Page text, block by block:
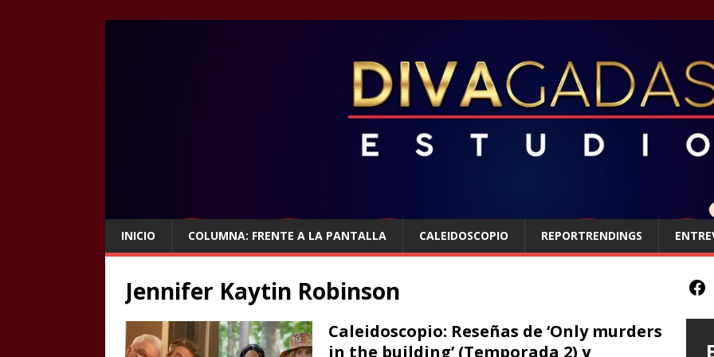
INICIO COLUMNA: FRENTE A LA PANTALLA CALEIDOSCOPIO REPORTRENDINGS
Jennifer Kaytin Robinson
Caleidoscopio: Reseñas de ‘Only murders
in the building’ (Temporada 2) y